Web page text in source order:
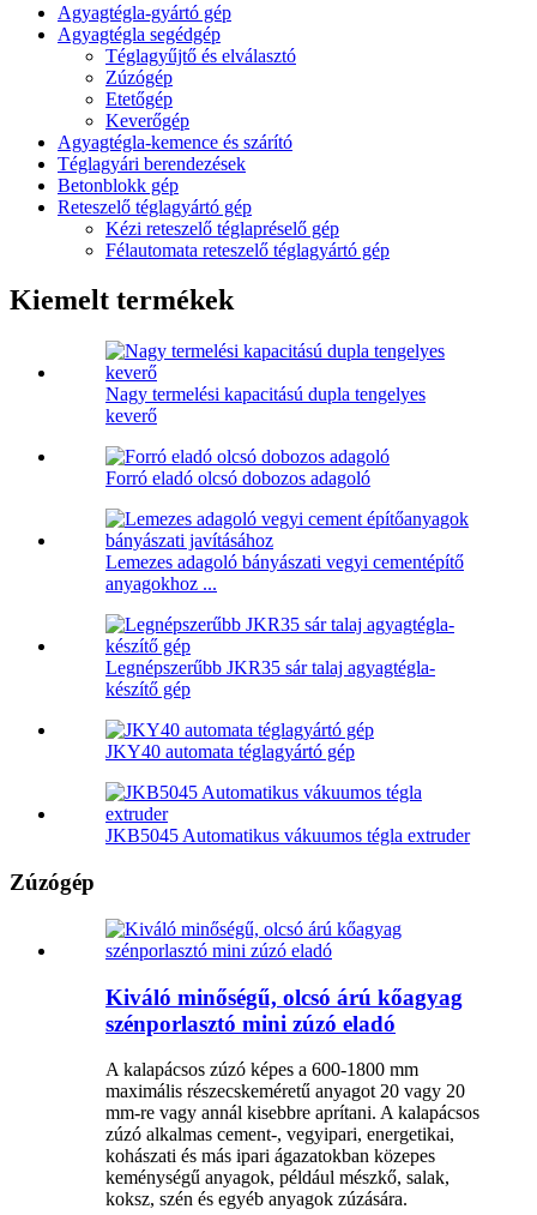
Agyagtégla-gyártó gép
Agyagtégla segédgép
Téglagyűjtő és elválasztó
Zúzógép
Etetőgép
Keverőgép
Agyagtégla-kemence és szárító
Téglagyári berendezések
Betonblokk gép
Reteszelő téglagyártó gép
Kézi reteszelő téglapréselő gép
Félautomata reteszelő téglagyártó gép
Kiemelt termékek
Nagy termelési kapacitású dupla tengelyes
keverő
Forró eladó olcsó dobozos adagoló
Lemezes adagoló bányászati ​​vegyi cementépítő
anyagokhoz ...
Legnépszerűbb JKR35 sár talaj agyagtégla-
készítő gép
JKY40 automata téglagyártó gép
JKB5045 Automatikus vákuumos tégla extruder
Zúzógép
Kiváló minőségű, olcsó árú kőagyag
szénporlasztó mini zúzó eladó
A kalapácsos zúzó képes a 600-1800 mm
maximális részecskeméretű anyagot 20 vagy 20
mm-re vagy annál kisebbre aprítani. A kalapácsos
zúzó alkalmas cement-, vegyipari, energetikai,
kohászati ​​és más ipari ágazatokban közepes
keménységű anyagok, például mészkő, salak,
koksz, szén és egyéb anyagok zúzására.